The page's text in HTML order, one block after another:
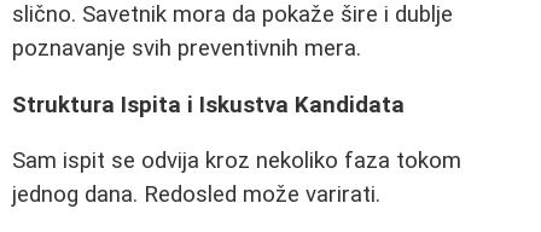
slično. Savetnik mora da pokaže šire i dublje
poznavanje svih preventivnih mera.
Struktura Ispita i Iskustva Kandidata
Sam ispit se odvija kroz nekoliko faza tokom
jednog dana. Redosled može varirati.